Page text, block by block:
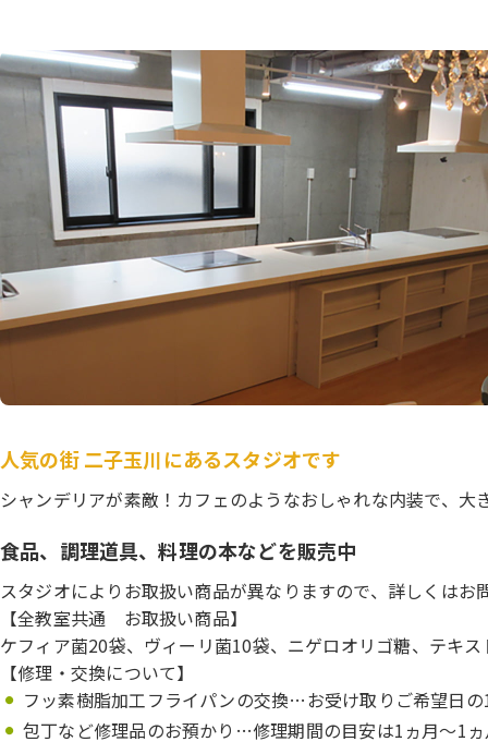
人気の街 二子玉川にあるスタジオです
シャンデリアが素敵！カフェのようなおしゃれな内装で、大
食品、調理道具、料理の本などを販売中
スタジオによりお取扱い商品が異なりますので、詳しくは
【全教室共通 お取扱い商品】
ケフィア菌20袋、ヴィーリ菌10袋、ニゲロオリゴ糖、テキ
【修理・交換について】
フッ素樹脂加工フライパンの交換…お受け取りご希望日
包丁など修理品のお預かり…修理期間の目安は1ヵ月～1